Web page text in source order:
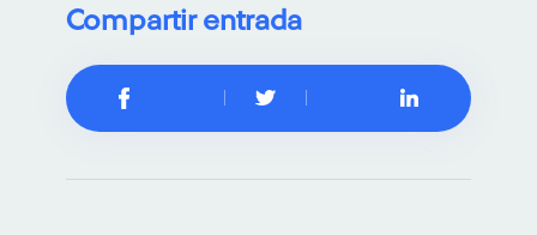
Compartir entrada